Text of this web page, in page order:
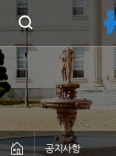
공지사항